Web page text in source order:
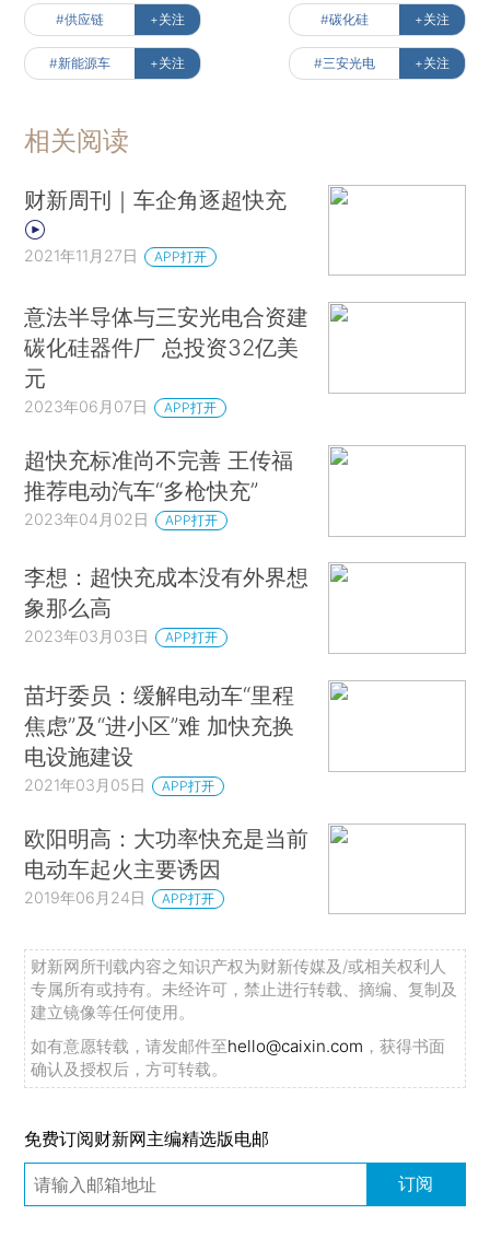
#供应链 +关注 #碳化硅 +关注
#新能源车 +关注 #三安光电 +关注
相关阅读
财新周刊｜车企角逐超快充
2021年11月27日 APP打开
意法半导体与三安光电合资建
碳化硅器件厂 总投资32亿美
元
2023年06月07日 APP打开
超快充标准尚不完善 王传福
推荐电动汽车“多枪快充”
2023年04月02日 APP打开
李想：超快充成本没有外界想
象那么高
2023年03月03日 APP打开
苗圩委员：缓解电动车“里程
焦虑”及“进小区”难 加快充换
电设施建设
2021年03月05日 APP打开
欧阳明高：大功率快充是当前
电动车起火主要诱因
2019年06月24日 APP打开
财新网所刊载内容之知识产权为财新传媒及/或相关权利人
专属所有或持有。未经许可，禁止进行转载、摘编、复制及
建立镜像等任何使用。
如有意愿转载，请发邮件至hello@caixin.com ，获得书面
确认及授权后，方可转载。
免费订阅财新网主编精选版电邮
订阅